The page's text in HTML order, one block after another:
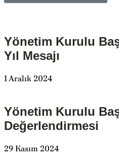
Yönetim Kurulu
Yıl Mesajı
1 Aralık 2024
Yönetim Kurulu
Değerlendirmesi
29 Kasım 2024